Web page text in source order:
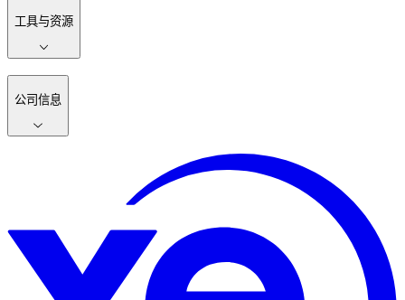
工具与资源
公司信息